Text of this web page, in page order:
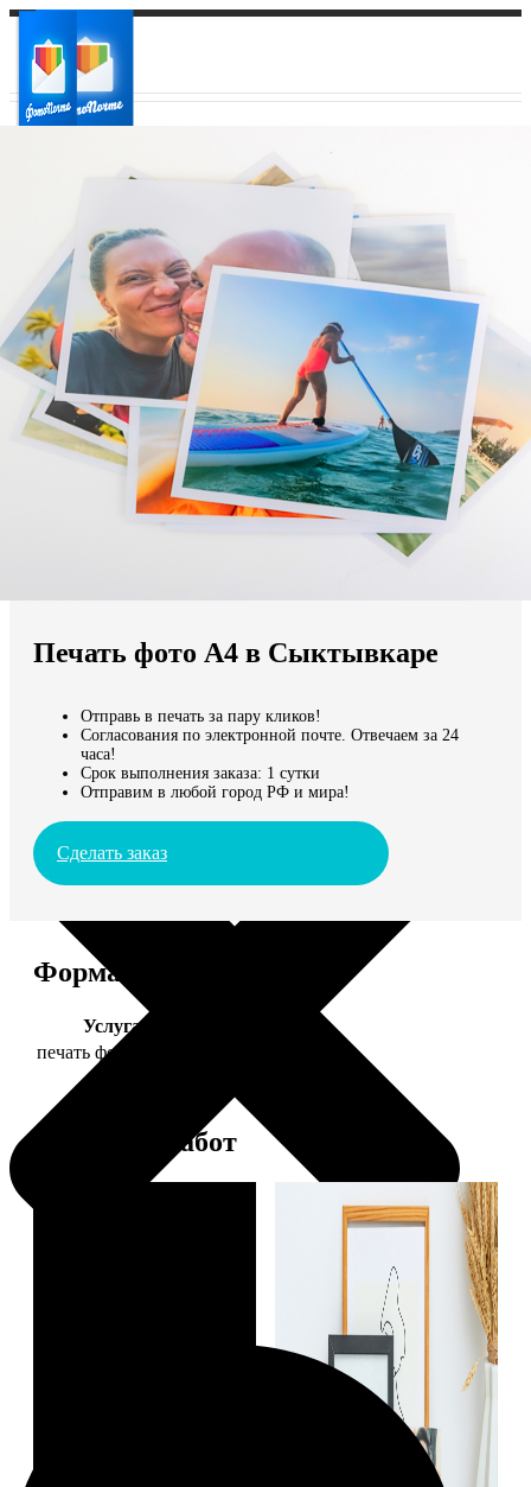
Ваш регион доставки
Выберите из списка:
Мы доставляем по всему миру
Продолжить без города
Печать фото А4 в Сыктывкаре
Отправь в печать за пару кликов!
Согласования по электронной почте. Отвечаем за 24
часа!
Срок выполнения заказа: 1 сутки
Отправим в любой город РФ и мира!
Сделать заказ
Форматы и цены
Услуга
печать фото 20х30
Примеры работ